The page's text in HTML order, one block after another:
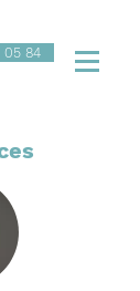
05 84